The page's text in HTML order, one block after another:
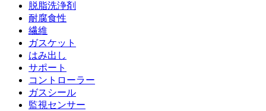
脱脂洗浄剤
耐腐食性
繊維
ガスケット
はみ出し
サポート
コントローラー
ガスシール
監視センサー